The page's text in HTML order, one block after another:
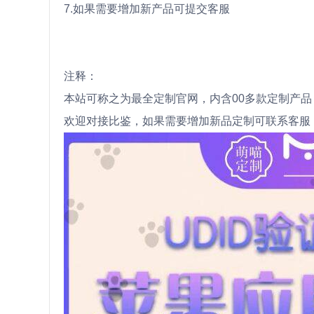
7.如果需要增加新产品可提交客服
注释：
本站可称之为最全定制官网，内含00多款定制产品
欢迎对接比鉴，如果需要增加新品定制可联系客服